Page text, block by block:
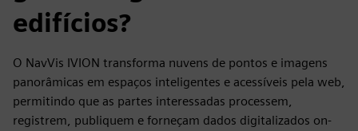
edifícios?
O NavVis IVION transforma nuvens de pontos e imagens
panorâmicas em espaços inteligentes e acessíveis pela web,
permitindo que as partes interessadas processem,
registrem, publiquem e forneçam dados digitalizados on-